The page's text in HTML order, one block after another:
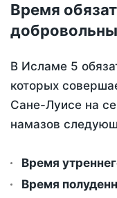
Время
В Исламе 5
которых
Сане-Луисе на
намазов
Время
Время